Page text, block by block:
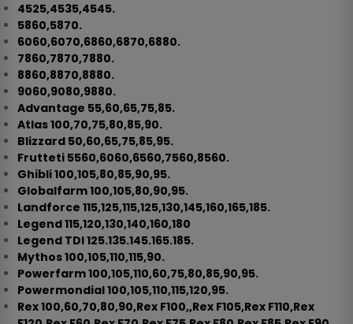
4525,4535,4545.
5860,5870.
6060,6070,6860,6870,6880.
7860,7870,7880.
8860,8870,8880.
9060,9080,9880.
Advantage 55,60,65,75,85.
Atlas 100,70,75,80,85,90.
Blizzard 50,60,65,75,85,95.
Frutteti 5560,6060,6560,7560,8560.
Ghibli 100,105,80,85,90,95.
Globalfarm 100,105,80,90,95.
Landforce 115,125,115,125,130,145,160,165,185.
Legend 115,120,130,140,160,180
Legend TDI 125.135.145.165.185.
Mythos 100,105,110,115,90.
Powerfarm 100,105,110,60,75,80,85,90,95.
Powermondial 100,105,110,115,120,95.
Rex 100,60,70,80,90,Rex F100,,Rex F105,Rex F110,Rex